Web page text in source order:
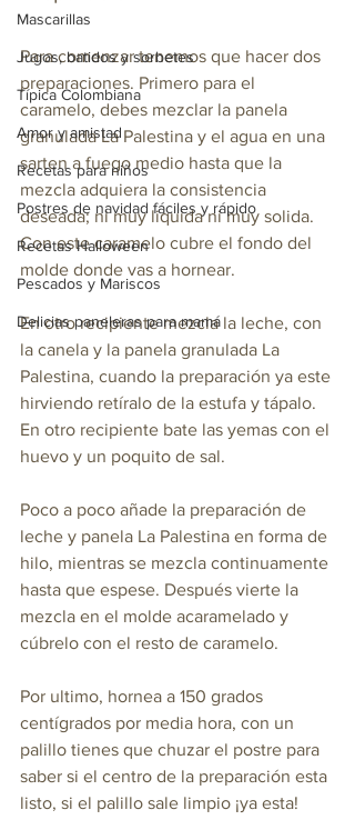
Mascarillas
Jugos, batidos y sorbetes
Típica Colombiana
Amor y amistad
Recetas para niños
Postres de navidad fáciles y rápido
Recetas Halloween
Pescados y Mariscos
Delicias paneleras para mamá
Para comenzar tenemos que hacer dos
preparaciones. Primero para el
caramelo, debes mezclar la panela
granulada La Palestina y el agua en una
sarten a fuego medio hasta que la
mezcla adquiera la consistencia
deseada; ni muy liquida ni muy solida.
Con este caramelo cubre el fondo del
molde donde vas a hornear.
En otro recipiente mezcla la leche, con
la canela y la panela granulada La
Palestina, cuando la preparación ya este
hirviendo retíralo de la estufa y tápalo.
En otro recipiente bate las yemas con el
huevo y un poquito de sal.
Poco a poco añade la preparación de
leche y panela La Palestina en forma de
hilo, mientras se mezcla continuamente
hasta que espese. Después vierte la
mezcla en el molde acaramelado y
cúbrelo con el resto de caramelo.
Por ultimo, hornea a 150 grados
centígrados por media hora, con un
palillo tienes que chuzar el postre para
saber si el centro de la preparación esta
listo, si el palillo sale limpio ¡ya esta!